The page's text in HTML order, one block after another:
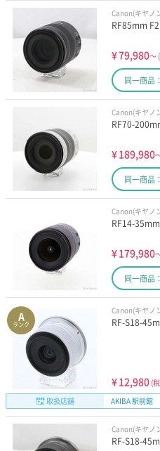
Canon(キヤノ
RF85mm
¥79,980～
同一商品：
Canon(キヤノ
RF70-
¥189,980
同一商品：
Canon(キヤノ
RF14-
¥179,980
同一商品：
A
ランク
Canon(キヤノ
RF-S18-
¥12,980 (
取扱店舗
AKIBA 駅前館
Canon(キヤノ
RF-S18-